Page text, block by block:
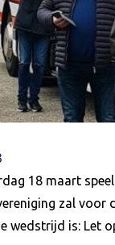
18 maart
zal voor
wedstrijd is: Let